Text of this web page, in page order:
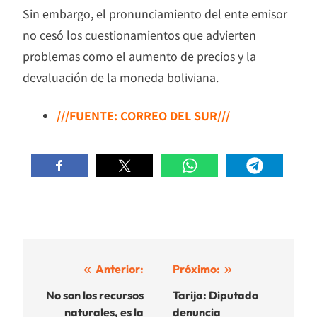
Sin embargo, el pronunciamiento del ente emisor
no cesó los cuestionamientos que advierten
problemas como el aumento de precios y la
devaluación de la moneda boliviana.
///FUENTE: CORREO DEL SUR///
Navegación
de
Anterior:
No son los recursos
naturales, es la
Próximo:
Tarija: Diputado
denuncia